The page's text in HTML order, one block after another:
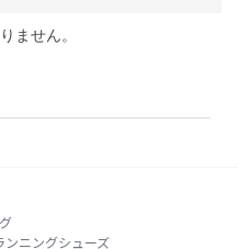
ません。
ンニングシューズ